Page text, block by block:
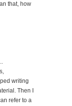
that, how
writing
Then I
refer to a